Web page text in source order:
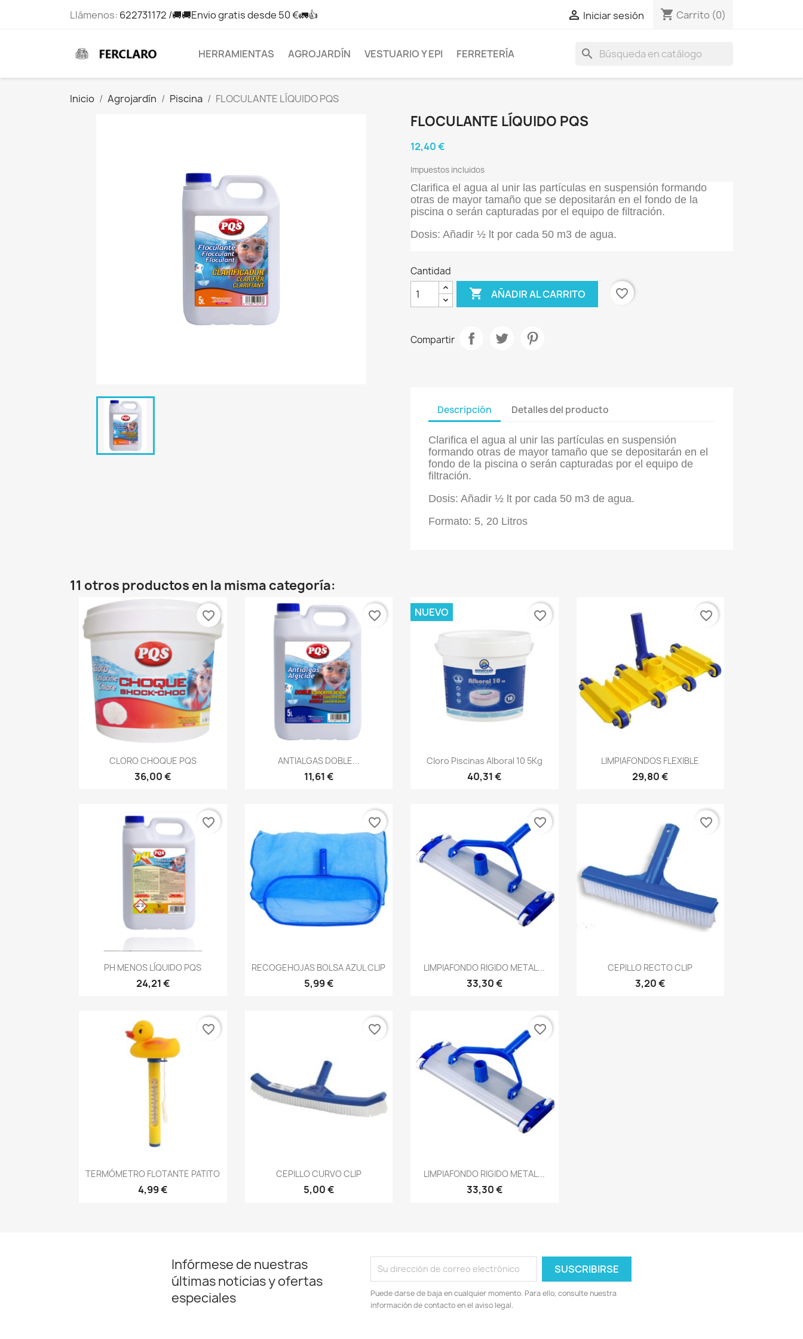
Llámenos: 622731172 /🚚🚚Envio gratis desde 50 €🚛👍  Iniciar sesión shopping_cart Carrito (0)
HERRAMIENTAS AGROJARDÍN VESTUARIO Y EPI FERRETERÍA search
Inicio Agrojardín Piscina FLOCULANTE LÍQUIDO PQS
FLOCULANTE LÍQUIDO PQS
12,40 €
Impuestos incluidos
Clarifica el agua al unir las partículas en suspensión formando
otras de mayor tamaño que se depositarán en el fondo de la
piscina o serán capturadas por el equipo de filtración.
Dosis: Añadir ½ lt por cada 50 m3 de agua.
Cantidad
 AÑADIR AL CARRITO favorite_border
Compartir
Descripción Detalles del producto
Clarifica el agua al unir las partículas en suspensión
formando otras de mayor tamaño que se depositarán en el
fondo de la piscina o serán capturadas por el equipo de
filtración.
Dosis: Añadir ½ lt por cada 50 m3 de agua.
Formato: 5, 20 Litros
11 otros productos en la misma categoría:
Vista rápida
CLORO CHOQUE PQS
36,00 €
favorite_border
Vista rápida
ANTIALGAS DOBLE...
11,61 €
favorite_border
Vista rápida
Cloro Piscinas Alboral 10 5Kg
40,31 €
NUEVO favorite_border
Vista rápida
LIMPIAFONDOS FLEXIBLE
29,80 €
favorite_border
Vista rápida
PH MENOS LÍQUIDO PQS
24,21 €
favorite_border
Vista rápida
RECOGEHOJAS BOLSA AZUL CLIP
5,99 €
favorite_border
Vista rápida
LIMPIAFONDO RIGIDO METAL...
33,30 €
favorite_border
 Vista rápida
CEPILLO RECTO CLIP
3,20 €
favorite_border
Vista rápida
TERMÓMETRO FLOTANTE PATITO
4,99 €
favorite_border
 Vista rápida
CEPILLO CURVO CLIP
5,00 €
favorite_border
Vista rápida
LIMPIAFONDO RIGIDO METAL...
33,30 €
favorite_border
Infórmese de nuestras
últimas noticias y ofertas
especiales
Puede darse de baja en cualquier momento. Para ello, consulte nuestra
información de contacto en el aviso legal.